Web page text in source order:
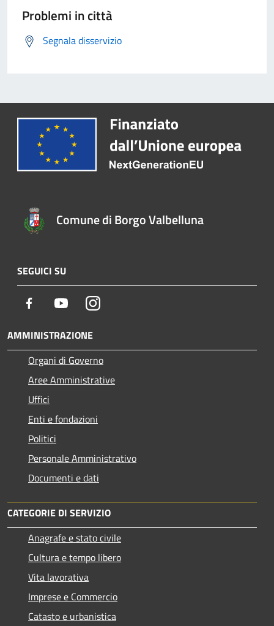
Problemi in città
Segnala disservizio
Comune di Borgo Valbelluna
SEGUICI SU
Facebook YoutubeInstagram
AMMINISTRAZIONE
Organi di Governo
Aree Amministrative
Uffici
Enti e fondazioni
Politici
Personale Amministrativo
Documenti e dati
CATEGORIE DI SERVIZIO
Anagrafe e stato civile
Cultura e tempo libero
Vita lavorativa
Imprese e Commercio
Catasto e urbanistica